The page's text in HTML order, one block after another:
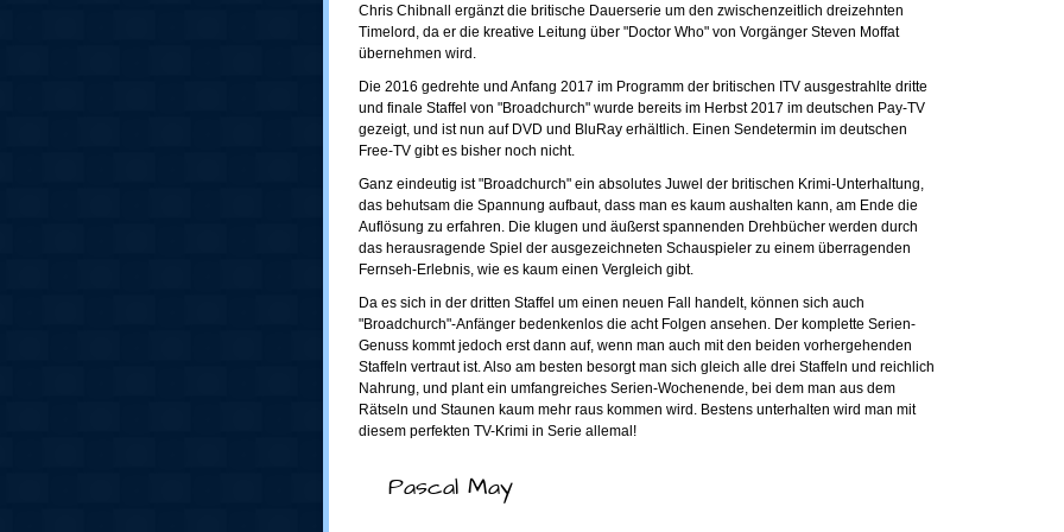
Chris Chibnall ergänzt die britische Dauerserie um den zwischenzeitlich dreizehnten
Timelord, da er die kreative Leitung über "Doctor Who" von Vorgänger Steven Moffat
übernehmen wird.
Die 2016 gedrehte und Anfang 2017 im Programm der britischen ITV ausgestrahlte dritte
und finale Staffel von "Broadchurch" wurde bereits im Herbst 2017 im deutschen Pay-TV
gezeigt, und ist nun auf DVD und BluRay erhältlich. Einen Sendetermin im deutschen
Free-TV gibt es bisher noch nicht.
Ganz eindeutig ist "Broadchurch" ein absolutes Juwel der britischen Krimi-Unterhaltung,
das behutsam die Spannung aufbaut, dass man es kaum aushalten kann, am Ende die
Auflösung zu erfahren. Die klugen und äußerst spannenden Drehbücher werden durch
das herausragende Spiel der ausgezeichneten Schauspieler zu einem überragenden
Fernseh-Erlebnis, wie es kaum einen Vergleich gibt.
Da es sich in der dritten Staffel um einen neuen Fall handelt, können sich auch
"Broadchurch"-Anfänger bedenkenlos die acht Folgen ansehen. Der komplette Serien-
Genuss kommt jedoch erst dann auf, wenn man auch mit den beiden vorhergehenden
Staffeln vertraut ist. Also am besten besorgt man sich gleich alle drei Staffeln und reichlich
Nahrung, und plant ein umfangreiches Serien-Wochenende, bei dem man aus dem
Rätseln und Staunen kaum mehr raus kommen wird. Bestens unterhalten wird man mit
diesem perfekten TV-Krimi in Serie allemal!
Pascal May